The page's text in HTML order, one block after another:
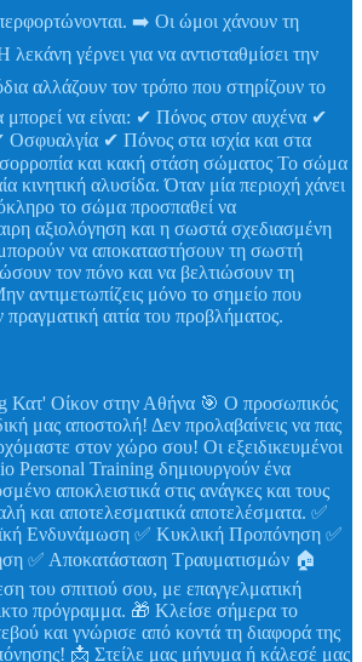
➡️ Οι ώμοι χάνουν τη
γέρνει για να αντισταθμίσει την
αλλάζουν τον τρόπο που στηρίζουν το
να είναι: ✔ Πόνος στον αυχένα ✔
✔ Πόνος στα ισχία και στα
και κακή στάση σώματος Το σώμα
κινητική αλυσίδα. Όταν μία περιοχή χάνει
το σώμα προσπαθεί να
αξιολόγηση και η σωστά σχεδιασμένη
να αποκαταστήσουν τη σωστή
τον πόνο και να βελτιώσουν τη
αντιμετωπίζεις μόνο το σημείο που
αιτία του προβλήματος.